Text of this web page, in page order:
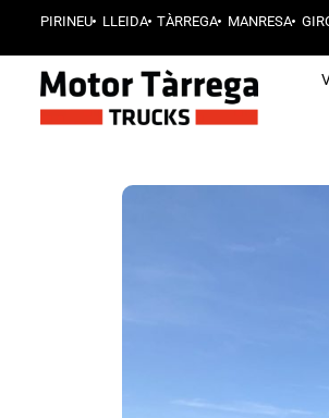
PIRINEU LLEIDA TÀRREGA MANRESA